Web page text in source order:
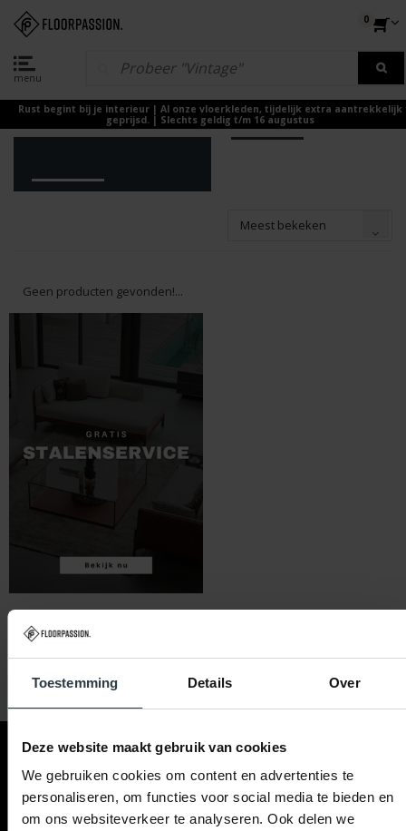
Toestemming Details Over
Deze website maakt gebruik van cookies
We gebruiken cookies om content en advertenties te
personaliseren, om functies voor social media te bieden en
om ons websiteverkeer te analyseren. Ook delen we
menu
0
Rust begint bij je interieur | Al onze vloerkleden, tijdelijk extra aantrekkelijk
geprijsd. | Slechts geldig t/m 16 augustus
Meest bekeken
Geen producten gevonden!...
Contact & hulp
Ma t/m Za 09:00 - 21:00
Klantenservice
Betaalmogelijkheden
Floorpassion
Blog